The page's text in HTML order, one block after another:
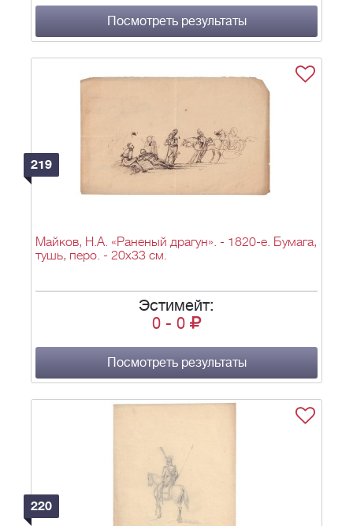
Посмотреть результаты
219
Майков, Н.А. «Раненый драгун». - 1820-е. Бумага,
тушь, перо. - 20х33 см.
Эстимейт:
0 - 0
Посмотреть результаты
220